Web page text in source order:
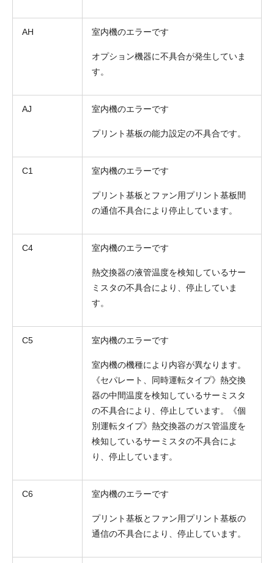
AH 室内機のエラーです
オプション機器に不具合が発生していま
す。
AJ 室内機のエラーです
プリント基板の能力設定の不具合です。
C1 室内機のエラーです
プリント基板とファン用プリント基板間
の通信不具合により停止しています。
C4 室内機のエラーです
熱交換器の液管温度を検知しているサー
ミスタの不具合により、停止していま
す。
C5 室内機のエラーです
室内機の機種により内容が異なります。
《セパレート、同時運転タイプ》熱交換
器の中間温度を検知しているサーミスタ
の不具合により、停止しています。《個
別運転タイプ》熱交換器のガス管温度を
検知しているサーミスタの不具合によ
り、停止しています。
C6 室内機のエラーです
プリント基板とファン用プリント基板の
通信の不具合により、停止しています。